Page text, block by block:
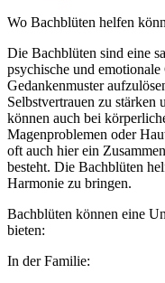
Wo Bachblüten helfen
Die Bachblüten sind eine
psychische und
Gedankenmuster
Selbstvertrauen zu stärken
können auch bei
Magenproblemen oder
oft auch hier ein
besteht. Die Bachblüten
Harmonie zu bringen.
Bachblüten können eine
bieten:
In der Familie: